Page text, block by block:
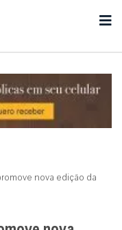
nova edição da